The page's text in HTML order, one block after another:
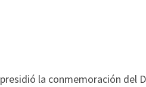
la conmemoración del